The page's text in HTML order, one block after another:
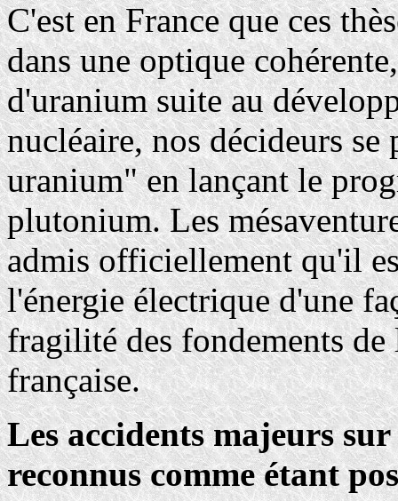
C'est en France que ces
dans une optique
d'uranium suite au
nucléaire, nos décideurs se
uranium" en lançant le
plutonium. Les
admis officiellement qu'il
l'énergie électrique d'une
fragilité des fondements
française.
Les accidents majeurs
reconnus comme étant